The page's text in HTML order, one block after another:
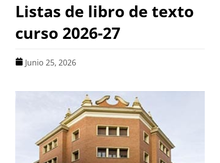
Listas de libro de texto
curso 2026-27
Junio 25, 2026